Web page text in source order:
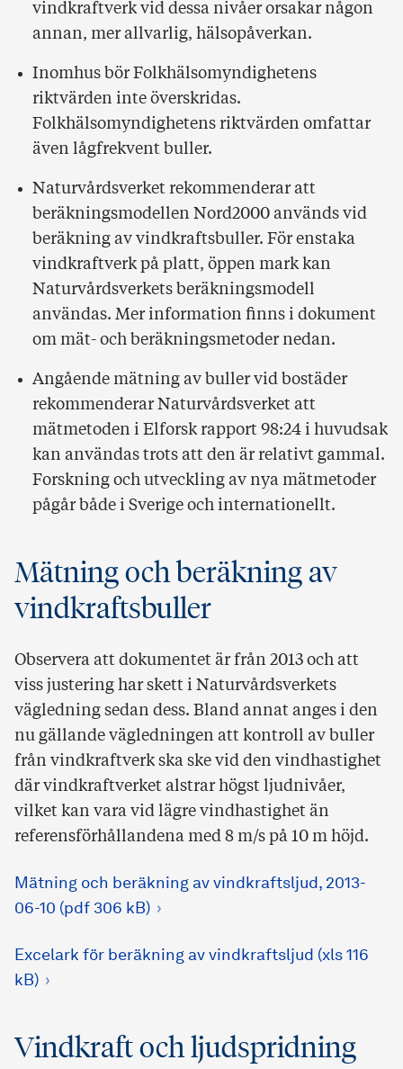
vindkraftverk vid dessa nivåer orsakar någon
annan, mer allvarlig, hälsopåverkan.
Inomhus bör Folkhälsomyndighetens
riktvärden inte överskridas.
Folkhälsomyndighetens riktvärden omfattar
även lågfrekvent buller.
Naturvårdsverket rekommenderar att
beräkningsmodellen Nord2000 används vid
beräkning av vindkraftsbuller. För enstaka
vindkraftverk på platt, öppen mark kan
Naturvårdsverkets beräkningsmodell
användas. Mer information finns i dokument
om mät- och beräkningsmetoder nedan.
Angående mätning av buller vid bostäder
rekommenderar Naturvårdsverket att
mätmetoden i Elforsk rapport 98:24 i huvudsak
kan användas trots att den är relativt gammal.
Forskning och utveckling av nya mätmetoder
pågår både i Sverige och internationellt.
Mätning och beräkning av
vindkraftsbuller
Observera att dokumentet är från 2013 och att
viss justering har skett i Naturvårdsverkets
vägledning sedan dess. Bland annat anges i den
nu gällande vägledningen att kontroll av buller
från vindkraftverk ska ske vid den vindhastighet
där vindkraftverket alstrar högst ljudnivåer,
vilket kan vara vid lägre vindhastighet än
referensförhållandena med 8 m/s på 10 m höjd.
Mätning och beräkning av vindkraftsljud, 2013-
06-10 (pdf 306 kB)
Excelark för beräkning av vindkraftsljud (xls 116
kB)
Vindkraft och ljudspridning